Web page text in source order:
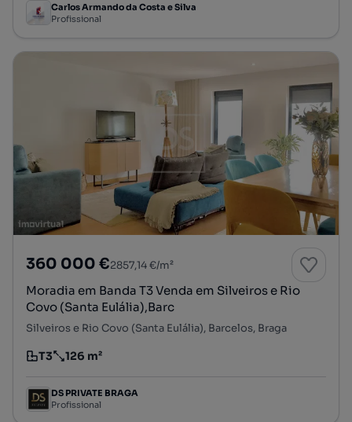
Carlos Armando da Costa e Silva
Profissional
360 000 €2857,14 €/m²
Moradia em Banda T3 Venda em Silveiros e Rio
Covo (Santa Eulália),Barc
Silveiros e Rio Covo (Santa Eulália), Barcelos, Braga
Tipologia
T3
Preço por metro quadrado
126 m²
DS PRIVATE BRAGA
Profissional